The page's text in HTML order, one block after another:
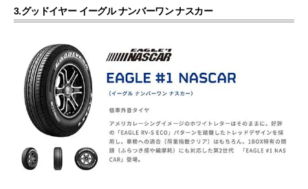
3.グッドイヤー イーグル ナンバーワン ナスカー